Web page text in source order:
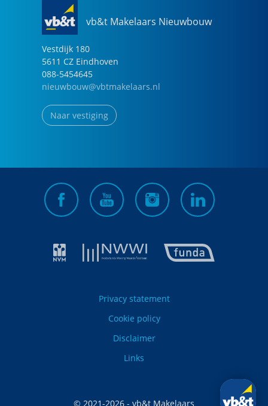
vb&t Makelaars Nieuwbouw
Vestdijk 180
5611 CZ Eindhoven
088-5454645
nieuwbouw@vbtmakelaars.nl
Naar vestiging
Privacy statement
Cookie policy
Disclaimer
Links
© 2021-2026 - vb&t Makelaars